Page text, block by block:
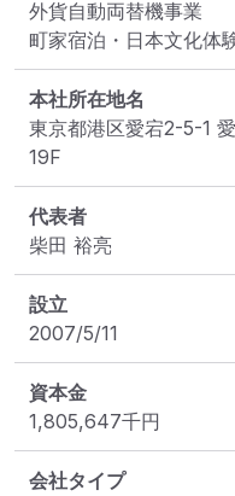
外貨自動両替機事業
町家宿泊・日本文化体
本社所在地名
東京都港区愛宕2-5-1
19F
代表者
柴田 裕亮
設立
2007/5/11
資本金
1,805,647千円
会社タイプ